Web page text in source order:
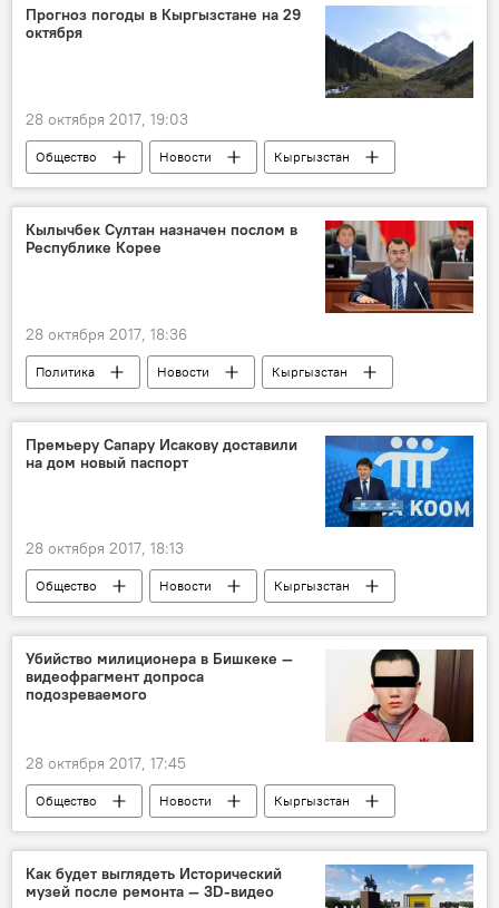
школьники
Прогноз погоды в Кыргызстане на 29
октября
28 октября 2017, 19:03
Общество Новости
Кыргызстан
прогноз погоды
Кылычбек Султан назначен послом в
Республике Корее
28 октября 2017, 18:36
Политика Новости
Кыргызстан
Южная Корея
Кылычбек Султанов
Кадровые перестановки в Кыргызстане
Премьеру Сапару Исакову доставили
на дом новый паспорт
28 октября 2017, 18:13
Общество Новости
Кыргызстан
Сапар Исаков
ГРС
паспорт
доставка
Убийство милиционера в Бишкеке —
видеофрагмент допроса
подозреваемого
28 октября 2017, 17:45
Общество Новости
Кыргызстан
Бишкек
убийство
милиционер
Убийство милиционера в Бишкеке
Как будет выглядеть Исторический
музей после ремонта — 3D-видео